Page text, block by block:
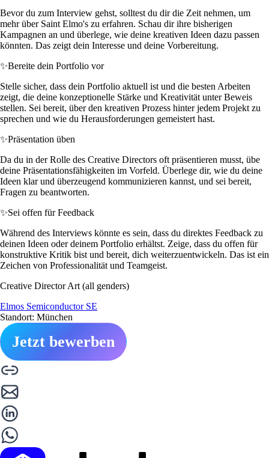
Bevor du zum Interview gehst, solltest du dir die Zeit nehmen, um
mehr über Saint Elmo's zu erfahren. Schau dir ihre bisherigen
Kampagnen an und überlege, wie deine kreativen Ideen dazu passen
könnten. Das zeigt dein Interesse und deine Vorbereitung.
✨Bereite dein Portfolio vor
Stelle sicher, dass dein Portfolio aktuell ist und die besten Arbeiten
zeigt, die deine konzeptionelle Stärke und Kreativität unter Beweis
stellen. Sei bereit, über den kreativen Prozess hinter jedem Projekt zu
sprechen und wie du Herausforderungen gemeistert hast.
✨Präsentation üben
Da du in der Rolle des Creative Directors oft präsentieren musst, übe
deine Präsentationsfähigkeiten im Vorfeld. Überlege dir, wie du deine
Ideen klar und überzeugend kommunizieren kannst, und sei bereit,
Fragen zu beantworten.
✨Sei offen für Feedback
Während des Interviews könnte es sein, dass du direktes Feedback zu
deinen Ideen oder deinem Portfolio erhältst. Zeige, dass du offen für
konstruktive Kritik bist und bereit, dich weiterzuentwickeln. Das ist ein
Zeichen von Professionalität und Teamgeist.
Creative Director Art (all genders)
Elmos Semiconductor SE
Standort: München
Jetzt bewerben